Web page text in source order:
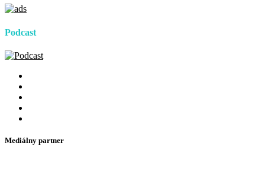
Podcast
Mediálny partner